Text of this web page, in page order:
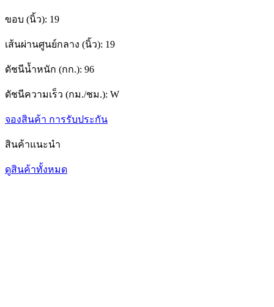
ขอบ (นิ้ว): 19
เส้นผ่านศูนย์กลาง (นิ้ว): 19
ดัชนีน้ำหนัก (กก.): 96
ดัชนีความเร็ว (กม./ชม.): W
จองสินค้า การรับประกัน
สินค้าแนะนำ
ดูสินค้าทั้งหมด